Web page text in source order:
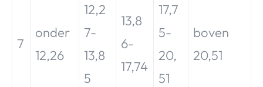
7
onder
12,26
12,2
7-
13,8
5
13,8
6-
17,74
17,7
5-
20,
51
boven
20,51